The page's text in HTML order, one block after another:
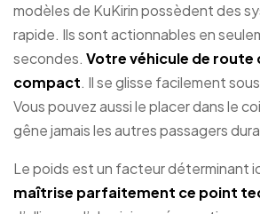
modèles de KuKirin possèdent des
rapide. Ils sont actionnables en
secondes. Votre véhicule de route
compact. Il se glisse facilement
Vous pouvez aussi le placer dans le
gêne jamais les autres passagers
Le poids est un facteur déterminant
maîtrise parfaitement ce point